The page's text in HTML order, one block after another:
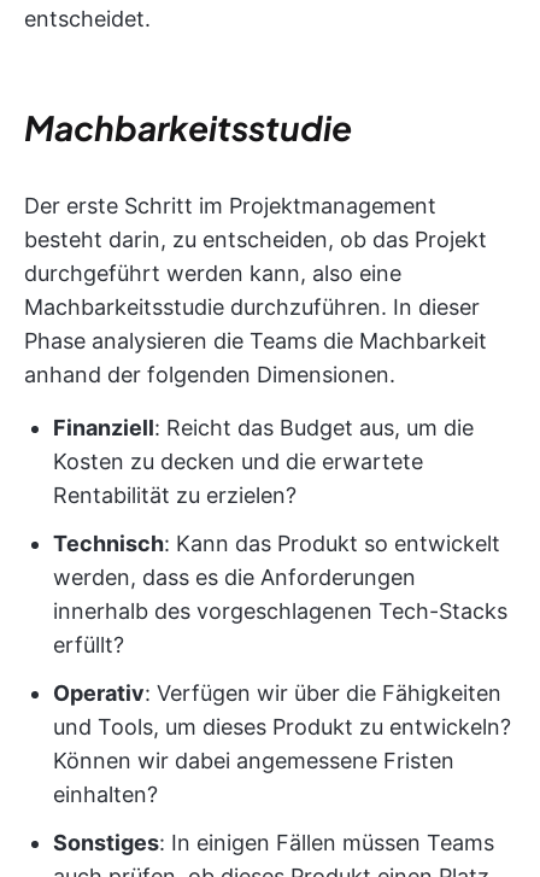
entscheidet.
Machbarkeitsstudie
Der erste Schritt im Projektmanagement
besteht darin, zu entscheiden, ob das Projekt
durchgeführt werden kann, also eine
Machbarkeitsstudie durchzuführen. In dieser
Phase analysieren die Teams die Machbarkeit
anhand der folgenden Dimensionen.
Finanziell: Reicht das Budget aus, um die
Kosten zu decken und die erwartete
Rentabilität zu erzielen?
Technisch: Kann das Produkt so entwickelt
werden, dass es die Anforderungen
innerhalb des vorgeschlagenen Tech-Stacks
erfüllt?
Operativ: Verfügen wir über die Fähigkeiten
und Tools, um dieses Produkt zu entwickeln?
Können wir dabei angemessene Fristen
einhalten?
Sonstiges: In einigen Fällen müssen Teams